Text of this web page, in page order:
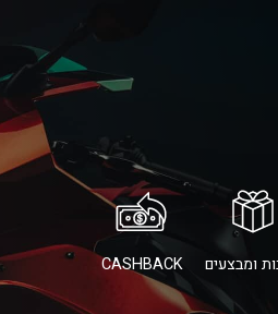
ומבצעים CASHBACK